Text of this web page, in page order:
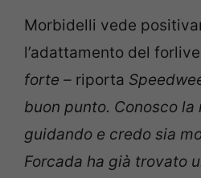
Morbidelli vede
l’adattamento del
forte – riporta
buon punto. Conosco la
guidando e credo sia
Forcada ha già trovato